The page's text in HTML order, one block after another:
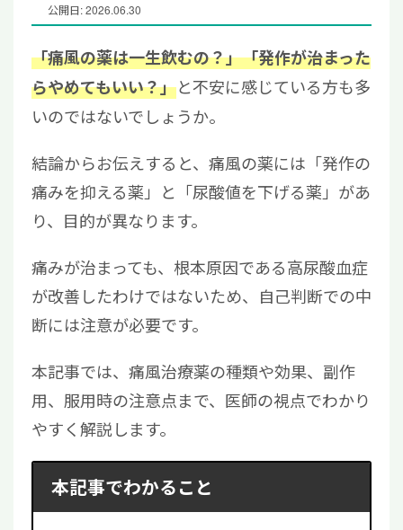
公開日: 2026.06.30
「痛風の薬は一生飲むの？」「発作が治まった
らやめてもいい？」と不安に感じている方も多
いのではないでしょうか。
結論からお伝えすると、痛風の薬には「発作の
痛みを抑える薬」と「尿酸値を下げる薬」があ
り、目的が異なります。
痛みが治まっても、根本原因である高尿酸血症
が改善したわけではないため、自己判断での中
断には注意が必要です。
本記事では、痛風治療薬の種類や効果、副作
用、服用時の注意点まで、医師の視点でわかり
やすく解説します。
本記事でわかること